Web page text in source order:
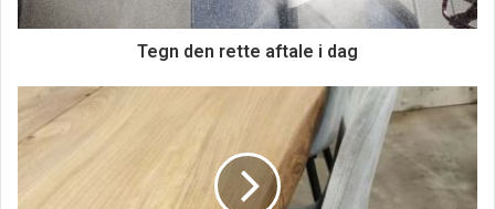
Tegn den rette aftale i dag